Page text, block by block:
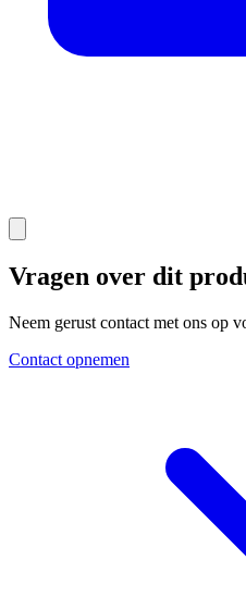
Vragen over dit
Neem gerust contact met ons op
Contact opnemen